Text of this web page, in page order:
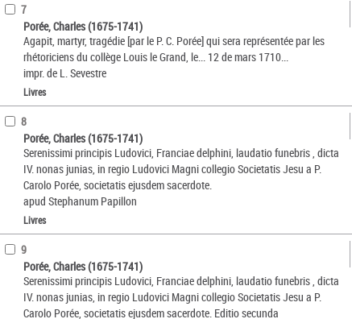
7
Porée, Charles (1675-1741)
Agapit, martyr, tragédie [par le P. C. Porée] qui sera représentée par les
rhétoriciens du collège Louis le Grand, le... 12 de mars 1710...
impr. de L. Sevestre
Livres
8
Porée, Charles (1675-1741)
Serenissimi principis Ludovici, Franciae delphini, laudatio funebris , dicta
IV. nonas junias, in regio Ludovici Magni collegio Societatis Jesu a P.
Carolo Porée, societatis ejusdem sacerdote.
apud Stephanum Papillon
Livres
9
Porée, Charles (1675-1741)
Serenissimi principis Ludovici, Franciae delphini, laudatio funebris , dicta
IV. nonas junias, in regio Ludovici Magni collegio Societatis Jesu a P.
Carolo Porée, societatis ejusdem sacerdote. Editio secunda